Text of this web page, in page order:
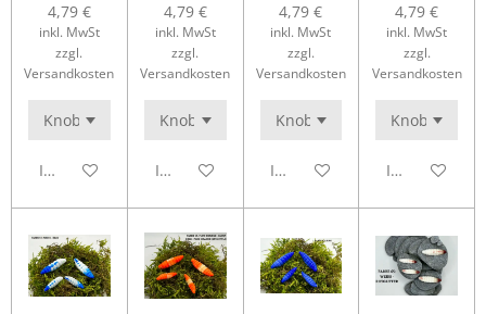
4,79 €
inkl. MwSt
zzgl.
Versandkosten
In den Warenkorb
4,79 €
inkl. MwSt
zzgl.
Versandkosten
In den Warenkorb
4,79 €
inkl. MwSt
zzgl.
Versandkosten
In den Warenkorb
4,79 €
inkl. MwSt
zzgl.
Versandkosten
In den